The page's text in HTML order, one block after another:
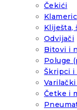
Čekići
Kliješta,
Odvijači
Bitovi i
Poluge
Škripci i
Četke i